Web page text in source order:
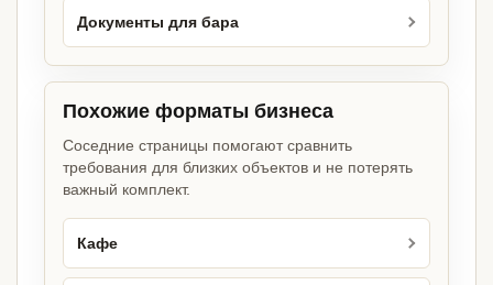
Документы для бара
Похожие форматы бизнеса
Соседние страницы помогают сравнить
требования для близких объектов и не потерять
важный комплект.
Кафе